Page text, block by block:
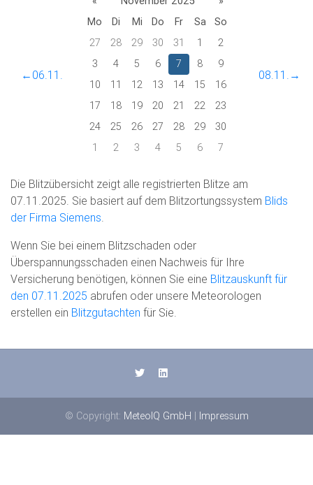
←06.11.
Mo
Di Mi Do Fr Sa
So
27
28 29 30 31 1
2
3
4 5 6 7 8
9
10
11 12 13 14 15
16
17
18 19 20 21 22
23
24
25 26 27 28 29
30
1
2 3 4 5 6 7
08.11.→
Die Blitzübersicht zeigt alle registrierten Blitze am
07.11.2025. Sie basiert auf dem Blitzortungssystem Blids
der Firma Siemens
Wenn Sie bei einem Blitzschaden oder
Überspannungsschaden einen Nachweis für Ihre
Versicherung benötigen, können Sie eine Blitzauskunft für
den 07.11.2025 abrufen oder unsere Meteorologen
erstellen ein Blitzgutachten für Sie.
© Copyright: MeteoIQ GmbH | Impressum